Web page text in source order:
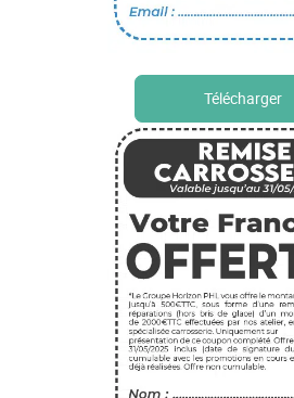
Télécharger